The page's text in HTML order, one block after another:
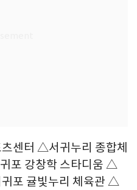
센터 △서귀누리 종합체
포 강창학 스타디움 △
포 귤빛누리 체육관 △